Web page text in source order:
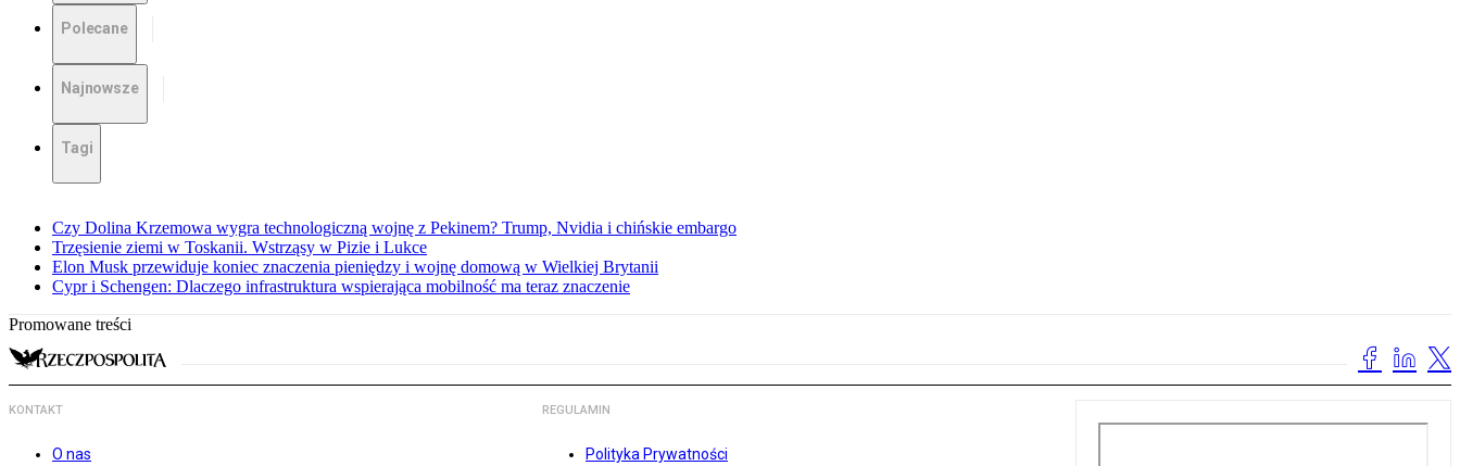
Polecane
Najnowsze
Tagi
Czy Dolina Krzemowa wygra technologiczną wojnę z Pekinem? Trump, Nvidia i chińskie embargo
Trzęsienie ziemi w Toskanii. Wstrząsy w Pizie i Lukce
Elon Musk przewiduje koniec znaczenia pieniędzy i wojnę domową w Wielkiej Brytanii
Cypr i Schengen: Dlaczego infrastruktura wspierająca mobilność ma teraz znaczenie
Promowane treści
KONTAKT
O nas
REGULAMIN
Polityka Prywatności